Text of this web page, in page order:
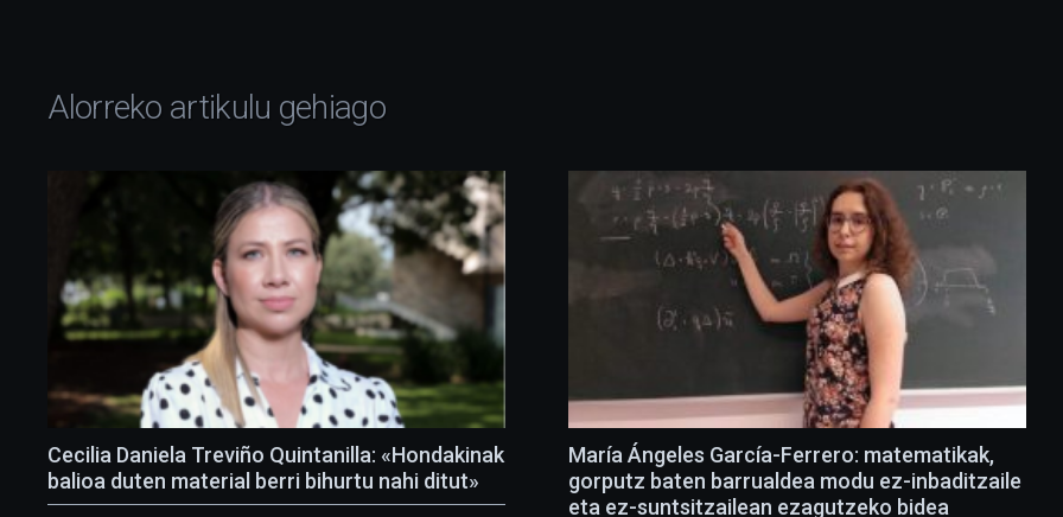
Alorreko artikulu gehiago
Cecilia Daniela Treviño Quintanilla: «Hondakinak
balioa duten material berri bihurtu nahi ditut»
María Ángeles García-Ferrero: matematikak,
gorputz baten barrualdea modu ez-inbaditzaile
eta ez-suntsitzailean ezagutzeko bidea